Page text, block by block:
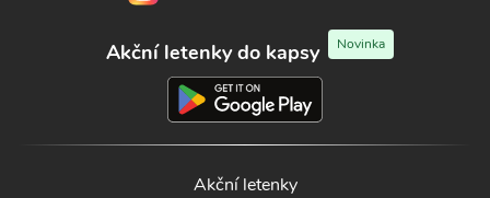
Akční letenky do kapsy Novinka
Akční letenky